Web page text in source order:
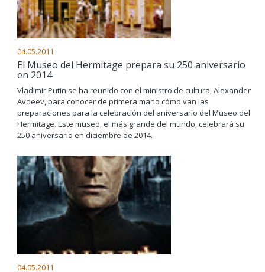
04.05.2011
El Museo del Hermitage prepara su 250 aniversario
en 2014
Vladimir Putin se ha reunido con el ministro de cultura, Alexander
Avdeev, para conocer de primera mano cómo van las
preparaciones para la celebración del aniversario del Museo del
Hermitage. Este museo, el más grande del mundo, celebrará su
250 aniversario en diciembre de 2014.
04.05.2011